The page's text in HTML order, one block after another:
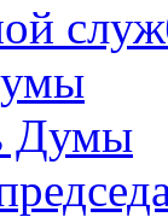
Думы